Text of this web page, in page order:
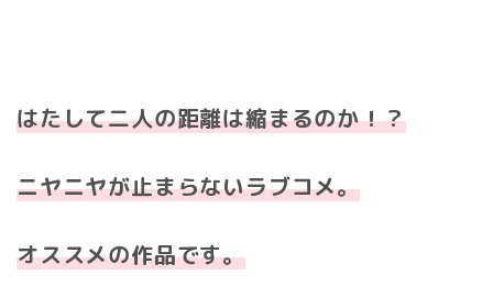
はたして二人の距離は縮まるのか！？
ニヤニヤが止まらないラブコメ。
オススメの作品です。